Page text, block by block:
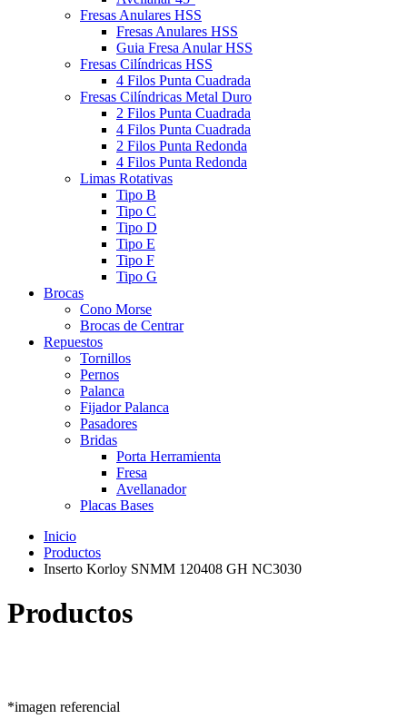
Fresas Anulares HSS
Fresas Anulares HSS
Guia Fresa Anular HSS
Fresas Cilíndricas HSS
4 Filos Punta Cuadrada
Fresas Cilíndricas Metal Duro
2 Filos Punta Cuadrada
4 Filos Punta Cuadrada
2 Filos Punta Redonda
4 Filos Punta Redonda
Limas Rotativas
Tipo B
Tipo C
Tipo D
Tipo E
Tipo F
Tipo G
Brocas
Cono Morse
Brocas de Centrar
Repuestos
Tornillos
Pernos
Palanca
Fijador Palanca
Pasadores
Bridas
Porta Herramienta
Fresa
Avellanador
Placas Bases
Inicio
Productos
Inserto Korloy SNMM 120408 GH NC3030
Productos
*imagen referencial